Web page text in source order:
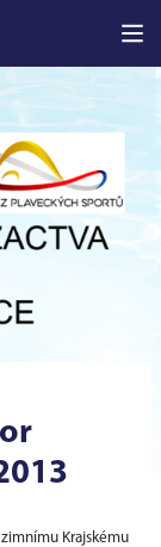
Krajskému